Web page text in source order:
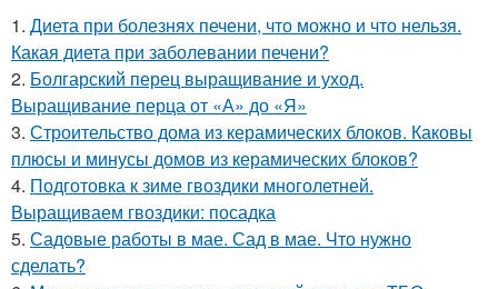
1. Диета при болезнях печени, что можно и что нельзя.
Какая диета при заболевании печени?
2. Болгарский перец выращивание и уход.
Выращивание перца от «А» до «Я»
3. Строительство дома из керамических блоков. Каковы
плюсы и минусы домов из керамических блоков?
4. Подготовка к зиме гвоздики многолетней.
Выращиваем гвоздики: посадка
5. Садовые работы в мае. Сад в мае. Что нужно
сделать?